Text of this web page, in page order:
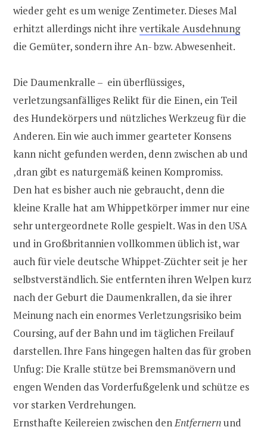
wieder geht es um wenige Zentimeter. Dieses Mal
erhitzt allerdings nicht ihre vertikale Ausdehnung
die Gemüter, sondern ihre An- bzw. Abwesenheit.
Die Daumenkralle – ein überflüssiges,
verletzungsanfälliges Relikt für die Einen, ein Teil
des Hundekörpers und nützliches Werkzeug für die
Anderen. Ein wie auch immer gearteter Konsens
kann nicht gefunden werden, denn zwischen ab und
‚dran gibt es naturgemäß keinen Kompromiss.
Den hat es bisher auch nie gebraucht, denn die
kleine Kralle hat am Whippetkörper immer nur eine
sehr untergeordnete Rolle gespielt. Was in den USA
und in Großbritannien vollkommen üblich ist, war
auch für viele deutsche Whippet-Züchter seit je her
selbstverständlich. Sie entfernten ihren Welpen kurz
nach der Geburt die Daumenkrallen, da sie ihrer
Meinung nach ein enormes Verletzungsrisiko beim
Coursing, auf der Bahn und im täglichen Freilauf
darstellen. Ihre Fans hingegen halten das für groben
Unfug: Die Kralle stütze bei Bremsmanövern und
engen Wenden das Vorderfußgelenk und schütze es
vor starken Verdrehungen.
Ernsthafte Keilereien zwischen denEntfernernund